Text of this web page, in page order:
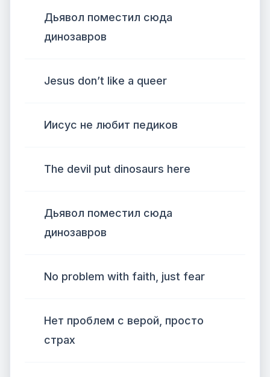
Дьявол поместил сюда
динозавров
Jesus don’t like a queer
Иисус не любит педиков
The devil put dinosaurs here
Дьявол поместил сюда
динозавров
No problem with faith, just fear
Нет проблем с верой, просто
страх